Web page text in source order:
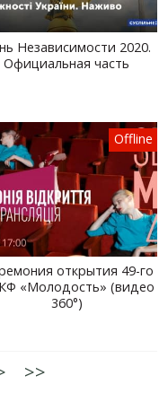
Независимости 2020.
Официальная часть
Offline
открытия 49-го
«Молодость» (видео
360°)
>>